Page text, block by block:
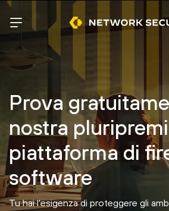
Prova
nostra
piattaforma di
software
Tu hai l'esigenza di proteggere gli